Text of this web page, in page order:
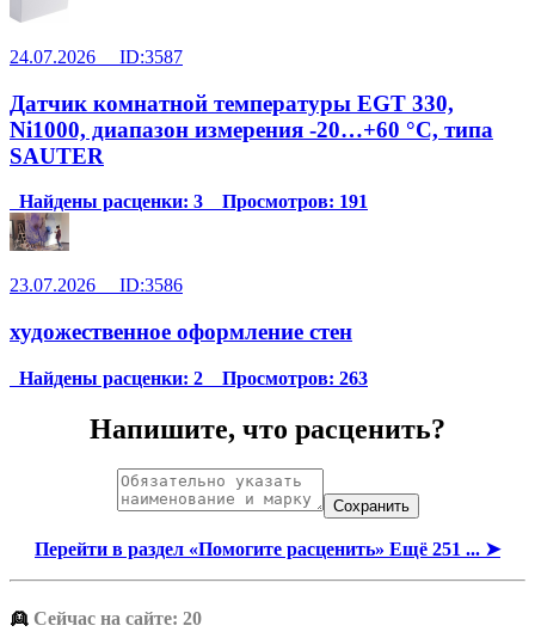
24.07.2026 ID:3587
Датчик комнатной температуры EGT 330,
Ni1000, диапазон измерения -20…+60 °C, типа
SAUTER
Найдены расценки: 3 Просмотров: 191
23.07.2026 ID:3586
художественное оформление стен
Найдены расценки: 2 Просмотров: 263
Напишите, что расценить?
Перейти в раздел «Помогите расценить» Ещё 251 ... ➤
👱 Сейчас на сайте: 20